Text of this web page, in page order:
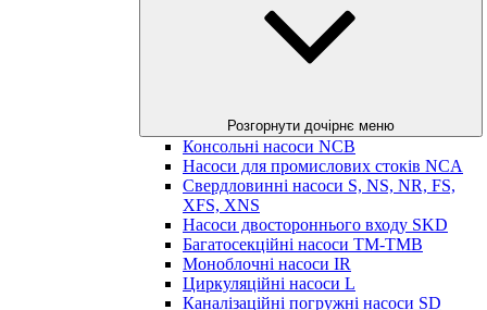
Розгорнути дочірнє меню
Консольні насоси NCB
Насоси для промислових стоків NCA
Свердловинні насоси S, NS, NR, FS,
XFS, XNS
Насоси двостороннього входу SKD
Багатосекційні насоси TM-TMB
Моноблочні насоси IR
Циркуляційні насоси L
Каналізаційні погружні насоси SD